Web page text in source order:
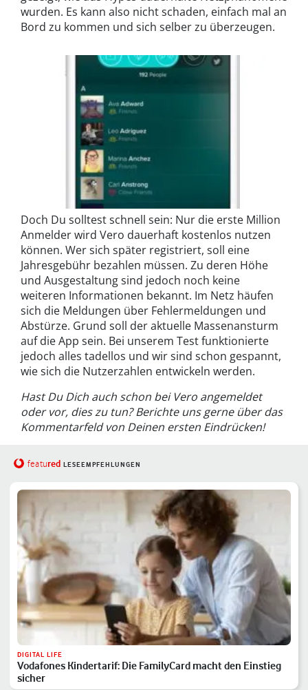
wurden. Es kann also nicht schaden, einfach mal an
Bord zu kommen und sich selber zu überzeugen.
Doch Du solltest schnell sein: Nur die erste Million
Anmelder wird Vero dauerhaft kostenlos nutzen
können. Wer sich später registriert, soll eine
Jahresgebühr bezahlen müssen. Zu deren Höhe
und Ausgestaltung sind jedoch noch keine
weiteren Informationen bekannt. Im Netz häufen
sich die Meldungen über Fehlermeldungen und
Abstürze. Grund soll der aktuelle Massenansturm
auf die App sein. Bei unserem Test funktionierte
jedoch alles tadellos und wir sind schon gespannt,
wie sich die Nutzerzahlen entwickeln werden.
Hast Du Dich auch schon bei Vero angemeldet
oder vor, dies zu tun? Berichte uns gerne über das
Kommentarfeld von Deinen ersten Eindrücken!
featured LESEEMPFEHLUNGEN
DIGITAL LIFE
Vodafones Kindertarif: Die FamilyCard macht den Einstieg
sicher